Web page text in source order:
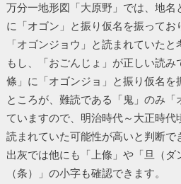
万分一地形図「大原野」では、地名
に「オゴン」と振り仮名を振って
「オゴンジョウ」と読まれていたと
もし、「おごんじょ」が正しい読
條」に「オゴンジョ」と振り仮名を
ところが、難読である「鬼」のみ「
ていますので、明治時代～大正時代
読まれていた可能性が高いと判断で
出灰では他にも「上條」や「旦（ダ
（条）」の小字も確認できます。